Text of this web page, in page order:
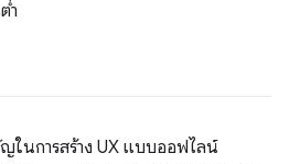
ำ
ในการสร้าง UX แบบออฟไลน์